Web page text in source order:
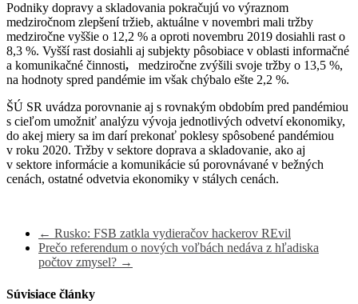
Podniky dopravy a skladovania pokračujú vo výraznom
medziročnom zlepšení tržieb, aktuálne v novembri mali tržby
medziročne vyššie o 12,2 % a oproti novembru 2019 dosiahli rast o
8,3 %. Vyšší rast dosiahli aj subjekty pôsobiace v oblasti informačné
a komunikačné činnosti, medziročne zvýšili svoje tržby o 13,5 %,
na hodnoty spred pandémie im však chýbalo ešte 2,2 %.
ŠÚ SR uvádza porovnanie aj s rovnakým obdobím pred pandémiou
s cieľom umožniť analýzu vývoja jednotlivých odvetví ekonomiky,
do akej miery sa im darí prekonať poklesy spôsobené pandémiou
v roku 2020. Tržby v sektore doprava a skladovanie, ako aj
v sektore informácie a komunikácie sú porovnávané v bežných
cenách, ostatné odvetvia ekonomiky v stálych cenách.
← Rusko: FSB zatkla vydieračov hackerov REvil
Prečo referendum o nových voľbách nedáva z hľadiska
počtov zmysel? →
Súvisiace články